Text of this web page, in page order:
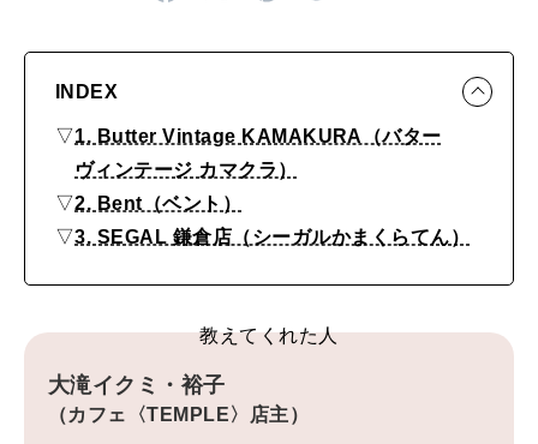
2026年4月号「未来をつくる、学びの教科書。」
2026年3月号「スイーツ予想図 2026」
2026年2月号「良運を掴む 新・開運術。」
INDEX
▽1. Butter Vintage KAMAKURA（バター
ヴィンテージ カマクラ）
▽2. Bent（ベント）
▽3. SEGAL 鎌倉店（シーガルかまくらてん）
教えてくれた人
大滝イクミ・裕子
（カフェ〈TEMPLE〉店主）